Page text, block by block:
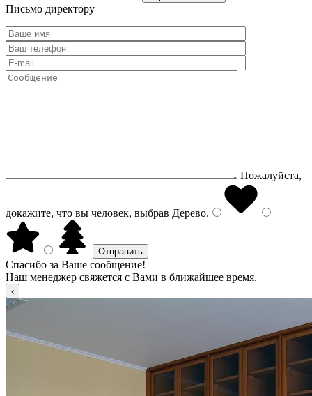
Письмо директору
Пожалуйста,
докажите, что вы человек, выбрав Дерево.
Спасибо за Ваше сообщение!
Наш менеджер свяжется с Вами в ближайшее время.